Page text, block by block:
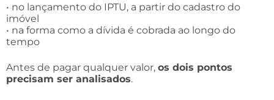
• no lançamento do IPTU, a partir do cadastro do
imóvel
• na forma como a dívida é cobrada ao longo do
tempo
Antes de pagar qualquer valor, os dois pontos
precisam ser analisados.